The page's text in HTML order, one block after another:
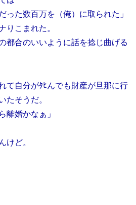
った数百万を（俺）に取られた」
りこまれた。
都合のいいように話を捻じ曲げる
て自分がﾀﾋんでも財産が旦那に行
たそうだ。
離婚かなぁ」
けど。